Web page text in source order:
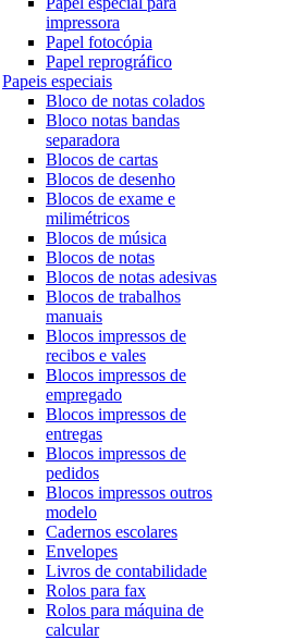
impressora
Papel fotocópia
Papel reprográfico
Papeis especiais
Bloco de notas colados
Bloco notas bandas
separadora
Blocos de cartas
Blocos de desenho
Blocos de exame e
milimétricos
Blocos de música
Blocos de notas
Blocos de notas adesivas
Blocos de trabalhos
manuais
Blocos impressos de
recibos e vales
Blocos impressos de
empregado
Blocos impressos de
entregas
Blocos impressos de
pedidos
Blocos impressos outros
modelo
Cadernos escolares
Envelopes
Livros de contabilidade
Rolos para fax
Rolos para máquina de
calcular